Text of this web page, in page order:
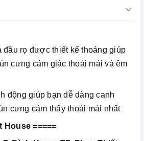
đầu rọ được thiết kế thoáng giúp
cưng cảm giác thoải mái và êm
động giúp bạn dễ dàng canh
cưng cảm thấy thoải mái nhất
House =====